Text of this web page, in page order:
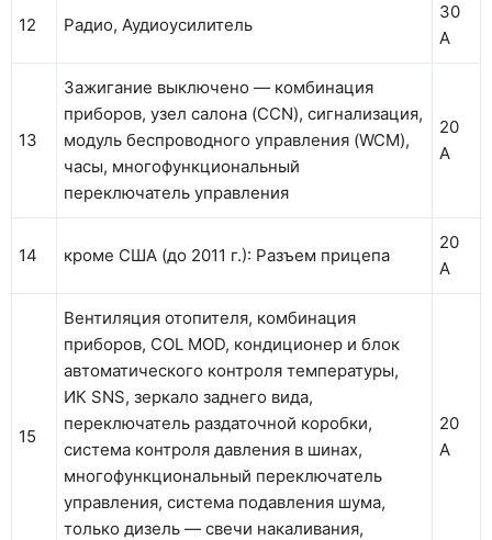
12 Радио, Аудиоусилитель
30
А
13
Зажигание выключено — комбинация
приборов, узел салона (CCN), сигнализация,
модуль беспроводного управления (WCM),
часы, многофункциональный
переключатель управления
20
А
14 кроме США (до 2011 г.): Разъем прицепа
20
А
15
Вентиляция отопителя, комбинация
приборов, COL MOD, кондиционер и блок
автоматического контроля температуры,
ИК SNS, зеркало заднего вида,
переключатель раздаточной коробки,
система контроля давления в шинах,
многофункциональный переключатель
управления, система подавления шума,
только дизель — свечи накаливания,
20
А